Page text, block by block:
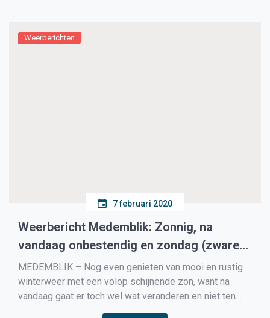
Weerberichten
7 februari 2020
Weerbericht Medemblik: Zonnig, na
vandaag onbestendig en zondag (zware)
storm
MEDEMBLIK – Nog even genieten van mooi en rustig
winterweer met een volop schijnende zon, want na
vandaag gaat er toch wel wat veranderen en niet ten
goede. Het klaart vandaag behoorlijk op, de wolken